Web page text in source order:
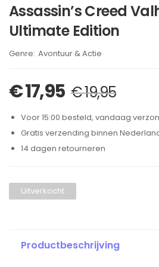
Assassin’s Creed
Ultimate Edition
Brand:
Avontuur & Actie
€17,95 €19,95
Voor 15:00 besteld, vandaag
Gratis verzending binnen
14 dagen retourneren
Uitverkocht
Productbeschrijving